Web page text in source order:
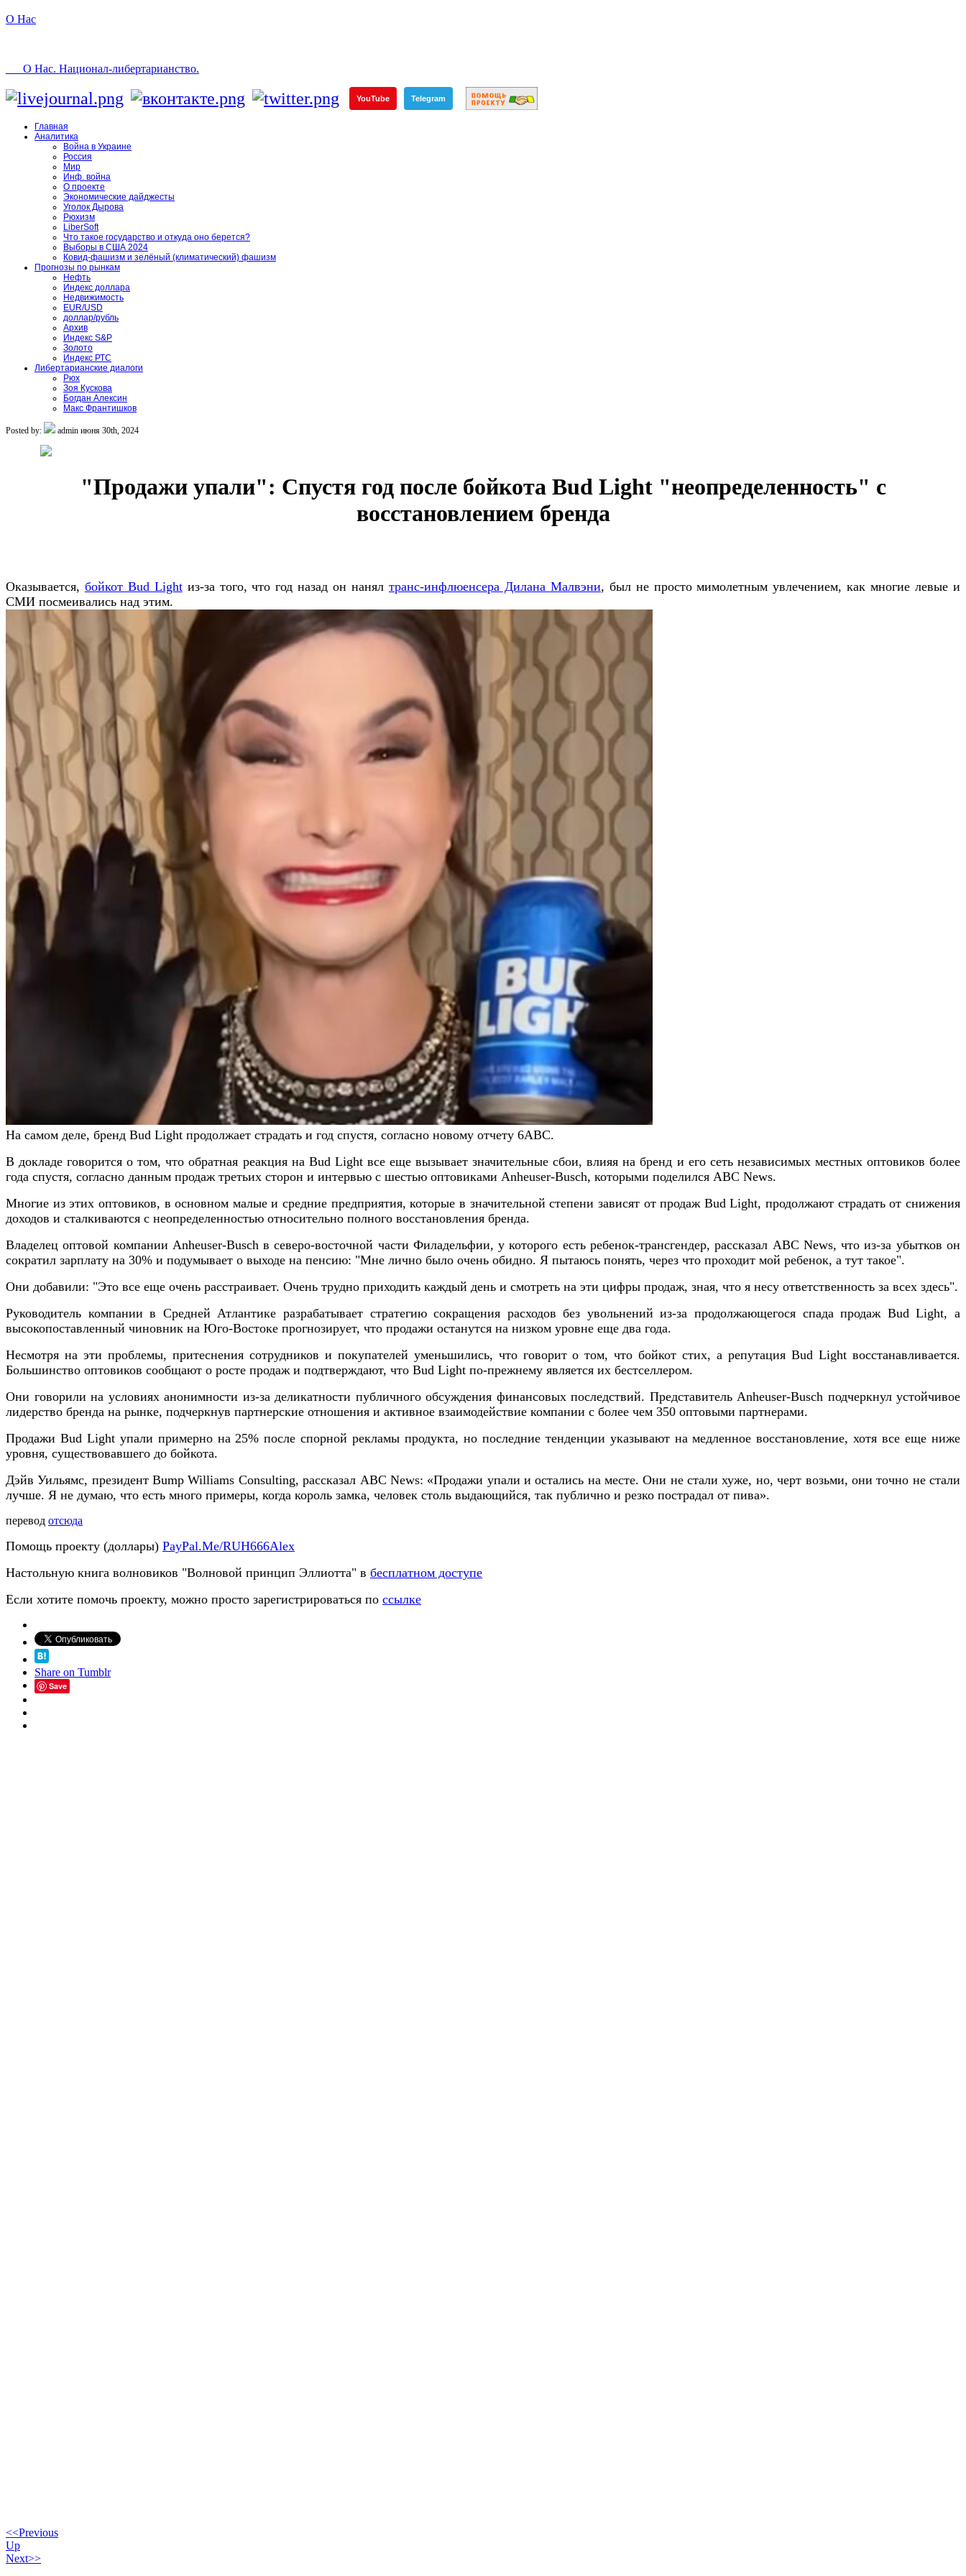
О Нас
О Нас. Национал-либертарианство.
YouTube Telegram
Главная
Аналитика
Война в Украине
Россия
Мир
Инф. война
О проекте
Экономические дайджесты
Уголок Дырова
Рюхизм
LiberSoft
Что такое государство и откуда оно берется?
Выборы в США 2024
Ковид-фашизм и зелёный (климатический) фашизм
Прогнозы по рынкам
Нефть
Индекс доллара
Недвижимость
EUR/USD
доллар/рубль
Архив
Индекс S&P
Золото
Индекс РТС
Либертарианские диалоги
Рюх
Зоя Кускова
Богдан Алексин
Макс Франтишков
Posted by: admin июня 30th, 2024
"Продажи упали": Спустя год после бойкота Bud Light "неопределенность" с
восстановлением бренда
Оказывается, бойкот Bud Lightиз-за того, что год назад он нанялтранс-инфлюенсера Дилана Малвэни, был не просто мимолетным увлечением, как многие левые и
СМИ посмеивались над этим.
На самом деле, бренд Bud Light продолжает страдать и год спустя, согласно новому отчету 6ABC.
В докладе говорится о том, что обратная реакция на Bud Light все еще вызывает значительные сбои, влияя на бренд и его сеть независимых местных оптовиков более
года спустя, согласно данным продаж третьих сторон и интервью с шестью оптовиками Anheuser-Busch, которыми поделился ABC News.
Многие из этих оптовиков, в основном малые и средние предприятия, которые в значительной степени зависят от продаж Bud Light, продолжают страдать от снижения
доходов и сталкиваются с неопределенностью относительно полного восстановления бренда.
Владелец оптовой компании Anheuser-Busch в северо-восточной части Филадельфии, у которого есть ребенок-трансгендер, рассказал ABC News, что из-за убытков он
сократил зарплату на 30% и подумывает о выходе на пенсию: "Мне лично было очень обидно. Я пытаюсь понять, через что проходит мой ребенок, а тут такое".
Они добавили: "Это все еще очень расстраивает. Очень трудно приходить каждый день и смотреть на эти цифры продаж, зная, что я несу ответственность за всех здесь".
Руководитель компании в Средней Атлантике разрабатывает стратегию сокращения расходов без увольнений из-за продолжающегося спада продаж Bud Light, а
высокопоставленный чиновник на Юго-Востоке прогнозирует, что продажи останутся на низком уровне еще два года.
Несмотря на эти проблемы, притеснения сотрудников и покупателей уменьшились, что говорит о том, что бойкот стих, а репутация Bud Light восстанавливается.
Большинство оптовиков сообщают о росте продаж и подтверждают, что Bud Light по-прежнему является их бестселлером.
Они говорили на условиях анонимности из-за деликатности публичного обсуждения финансовых последствий. Представитель Anheuser-Busch подчеркнул устойчивое
лидерство бренда на рынке, подчеркнув партнерские отношения и активное взаимодействие компании с более чем 350 оптовыми партнерами.
Продажи Bud Light упали примерно на 25% после спорной рекламы продукта, но последние тенденции указывают на медленное восстановление, хотя все еще ниже
уровня, существовавшего до бойкота.
Дэйв Уильямс, президент Bump Williams Consulting, рассказал ABC News: «Продажи упали и остались на месте. Они не стали хуже, но, черт возьми, они точно не стали
лучше. Я не думаю, что есть много примеры, когда король замка, человек столь выдающийся, так публично и резко пострадал от пива».
перевод отсюда
Помощь проекту (доллары) PayPal.Me/RUH666Alex
Настольную книга волновиков "Волновой принцип Эллиотта" в бесплатном доступе
Если хотите помочь проекту, можно просто зарегистрироваться по ссылке
Share on Tumblr
Save
<<Previous
Up
Next>>